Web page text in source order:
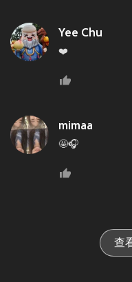
Yee Chu
❤️
mimaa
🤩🎧
查